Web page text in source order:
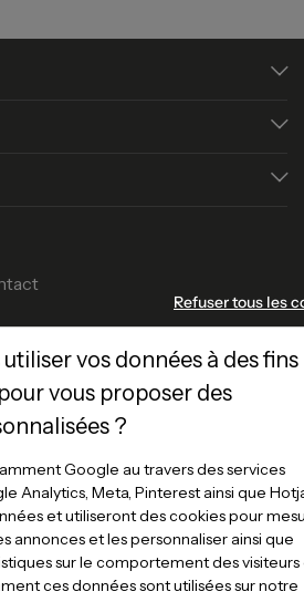
Newco Tous droits réservés
Refuser tous les
vos données à des fins
vous proposer des
?
Google au travers des services
Analytics, Meta, Pinterest ainsi que
et utiliseront des cookies pour
annonces et les personnaliser ainsi que
sur le comportement des visiteurs
ces données sont utilisées sur notre